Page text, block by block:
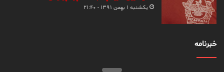
یکشنبه ۱ بهمن ۱۳۹۱ - ۲۱:۴۰
خبرنامه